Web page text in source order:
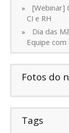
[Webinar]
CI e RH
Dia das
Equipe
Fotos do
Tags